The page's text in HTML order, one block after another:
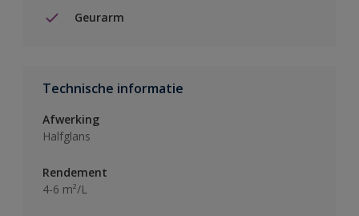
Geurarm
Technische informatie
Afwerking
Halfglans
Rendement
4-6 m²/L